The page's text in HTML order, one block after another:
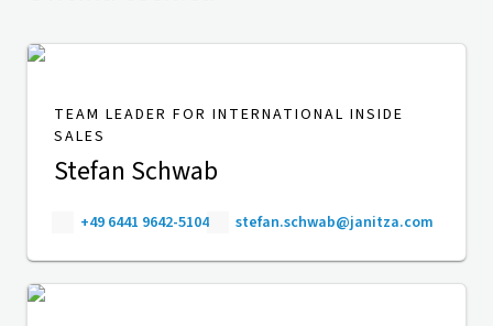
TEAM LEADER FOR INTERNATIONAL INSIDE
SALES
Stefan Schwab
+49 6441 9642-5104 stefan.schwab@janitza.com